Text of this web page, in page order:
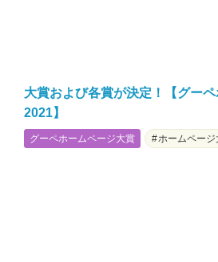
大賞および各賞が決定！【グー
2021】
グーペホームページ大賞 ホームペー